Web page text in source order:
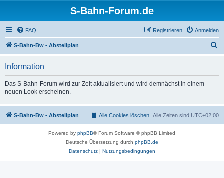
S-Bahn-Forum.de
FAQ Anmelden
Registrieren
S-Bahn-Bw - Abstellplan
Information
Das S-Bahn-Forum wird zur Zeit aktualisiert und wird demnächst in einem
neuen Look erscheinen.
S-Bahn-Bw - Abstellplan Alle Zeiten sind UTC+02:00
Alle Cookies löschen
Powered by phpBB® Forum Software © phpBB Limited
Deutsche Übersetzung durch phpBB.de
Datenschutz| Nutzungsbedingungen